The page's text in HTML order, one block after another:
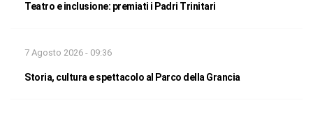
Teatro e inclusione: premiati i Padri Trinitari
7 Agosto 2026 - 09:36
Storia, cultura e spettacolo al Parco della Grancia